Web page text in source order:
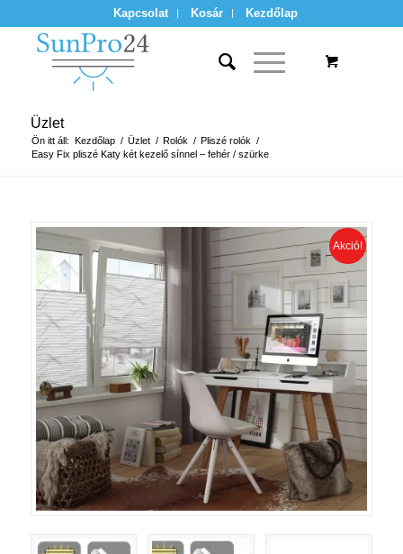
Kapcsolat Kosár Kezdőlap
Üzlet
Ön itt áll: Kezdőlap / Üzlet / Rolók / Pliszé rolók /
Easy Fix pliszé Katy két kezelő sínnel – fehér / szürke
Akció!